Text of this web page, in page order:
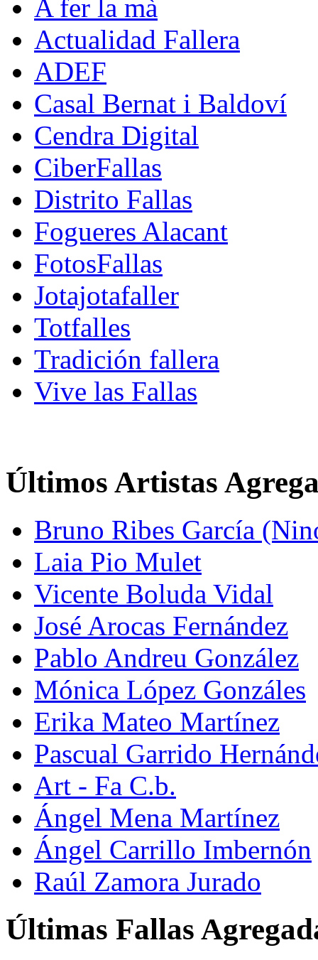
A fer la mà
Actualidad Fallera
ADEF
Casal Bernat i Baldoví
Cendra Digital
CiberFallas
Distrito Fallas
Fogueres Alacant
FotosFallas
Jotajotafaller
Totfalles
Tradición fallera
Vive las Fallas
Últimos Artistas
Bruno Ribes García
Laia Pio Mulet
Vicente Boluda Vidal
José Arocas Fernández
Pablo Andreu González
Mónica López Gonzáles
Erika Mateo Martínez
Pascual Garrido
Art - Fa C.b.
Ángel Mena Martínez
Ángel Carrillo Imbernón
Raúl Zamora Jurado
Últimas Fallas